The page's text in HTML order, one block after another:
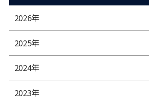
2026年
2025年
2024年
2023年